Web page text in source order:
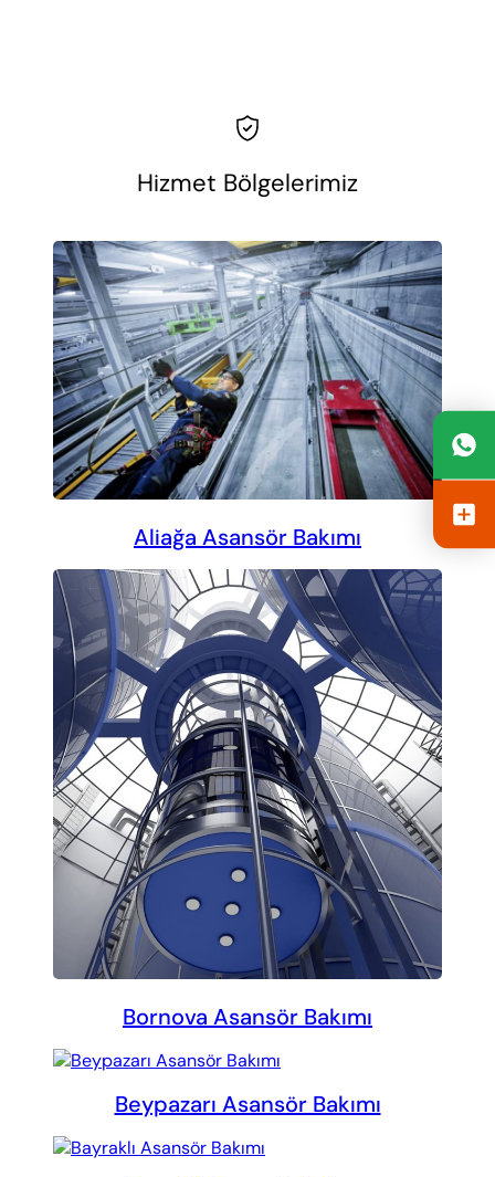
Hizmet Bölgelerimiz
Aliağa Asansör Bakımı
Bornova Asansör Bakımı
Beypazarı Asansör Bakımı